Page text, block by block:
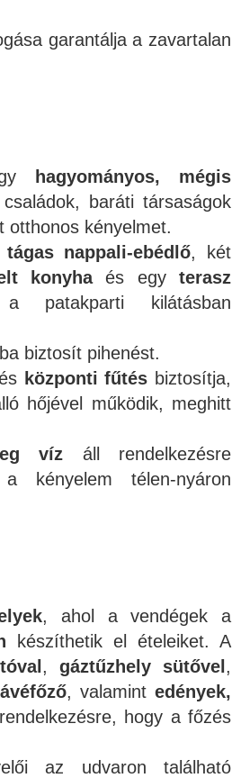
garantálja a zavartalan
hagyományos, mégis
baráti társaságok
otthonos kényelmet.
tágas nappali-ebédlő, két
konyhaés egyterasz
patakparti kilátásban
biztosít pihenést.
központi fűtés biztosítja,
hőjével működik, meghitt
víz áll rendelkezésre
kényelem télen-nyáron
, ahol a vendégek a
készíthetik el ételeiket. A
, gáztűzhely sütővel ,
, valamintedények,
hogy a főzés
az udvaron található